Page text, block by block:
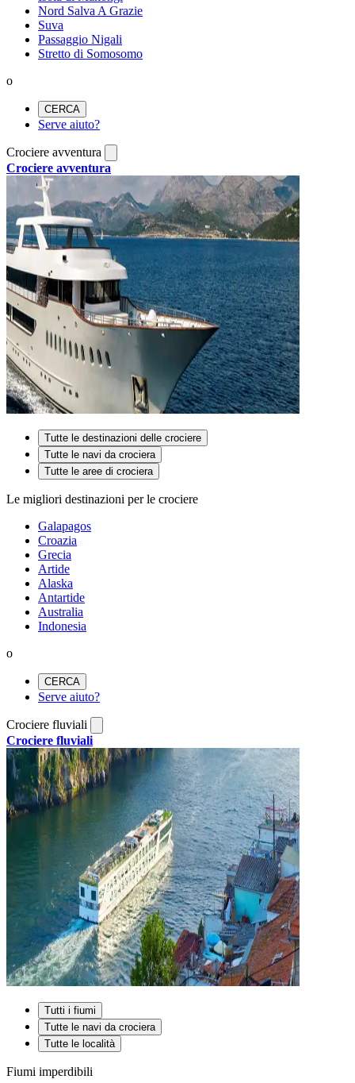
Nord Salva A Grazie
Suva
Passaggio Nigali
Stretto di Somosomo
o
CERCA
Serve aiuto?
Crociere avventura
Crociere avventura
Tutte le destinazioni delle crociere
Tutte le navi da crociera
Tutte le aree di crociera
Le migliori destinazioni per le crociere
Galapagos
Croazia
Grecia
Artide
Alaska
Antartide
Australia
Indonesia
o
CERCA
Serve aiuto?
Crociere fluviali
Crociere fluviali
Tutti i fiumi
Tutte le navi da crociera
Tutte le località
Fiumi imperdibili